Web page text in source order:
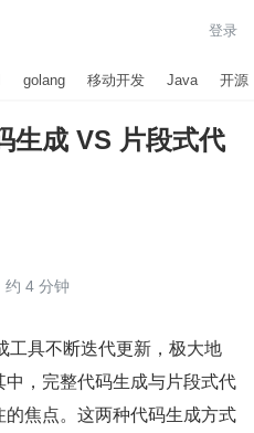
登录
golang 移动开发 Java 开源
生成 VS 片段式代
约 4 分钟
工具不断迭代更新，极大地
，完整代码生成与片段式代
焦点。这两种代码生成方式